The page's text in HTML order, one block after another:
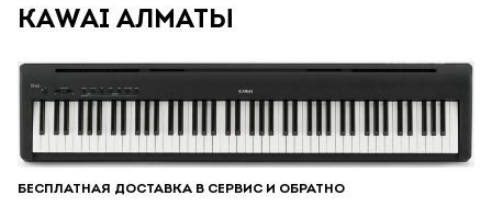
KAWAI АЛМАТЫ
БЕСПЛАТНАЯ ДОСТАВКА В СЕРВИС И ОБРАТНО